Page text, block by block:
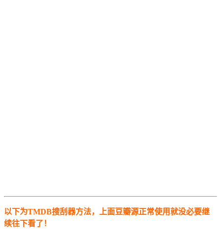
以下为TMDB搜刮器方法，上面豆瓣源正常使用就没必要继
续往下看了！